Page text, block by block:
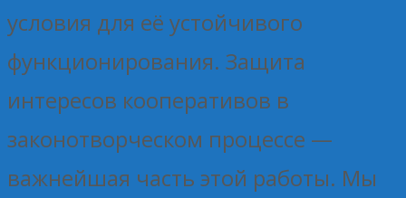
условия для её устойчивого
функционирования. Защита
интересов кооперативов в
законотворческом процессе —
важнейшая часть этой работы. Мы